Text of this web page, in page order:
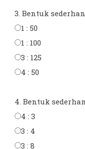
3. Bentuk
1 : 50
1 : 100
3 : 125
4 : 50
4. Bentuk
4 : 3
3 : 4
3 : 8